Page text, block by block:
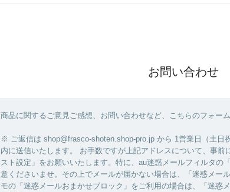
お問い合わせ
商品に関するご意見ご感想、お問い合わせなど、こちらのフォー
※ ご返信は shop@frasco-shoten.shop-pro.jp から 1営業日（土日
内に送信いたします。 お手数ですが上記アドレスについて、事前
スト設定」をお願いいたします。特に、au迷惑メールフィルタの
意くださいませ。その上でメールが届かない場合は、「迷惑メー
モの「迷惑メールおまかせブロック」をご利用の場合は、「迷惑